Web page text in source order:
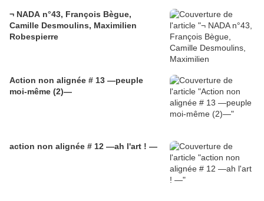
¬ NADA n°43, François Bègue,
Camille Desmoulins, Maximilien
Robespierre
Action non alignée # 13 —peuple
moi-même (2)—
action non alignée # 12 —ah l'art ! —